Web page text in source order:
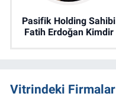
Pasifik Holding Sahibi
Fatih Erdoğan Kimdir
Vitrindeki Firmalar